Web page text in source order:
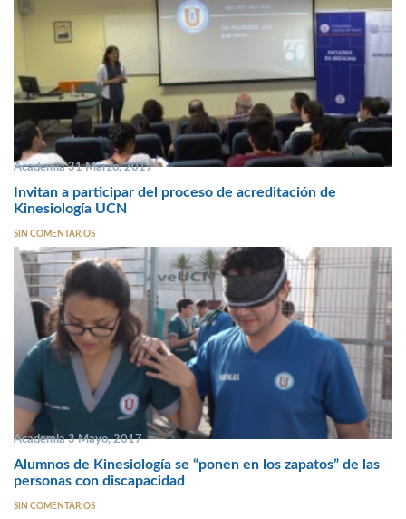
Academia 31 Marzo, 2017
Invitan a participar del proceso de acreditación de
Kinesiología UCN
SIN COMENTARIOS
Academia 3 Mayo, 2017
Alumnos de Kinesiología se “ponen en los zapatos” de las
personas con discapacidad
SIN COMENTARIOS